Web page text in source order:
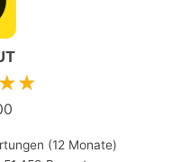
(12 Monate)